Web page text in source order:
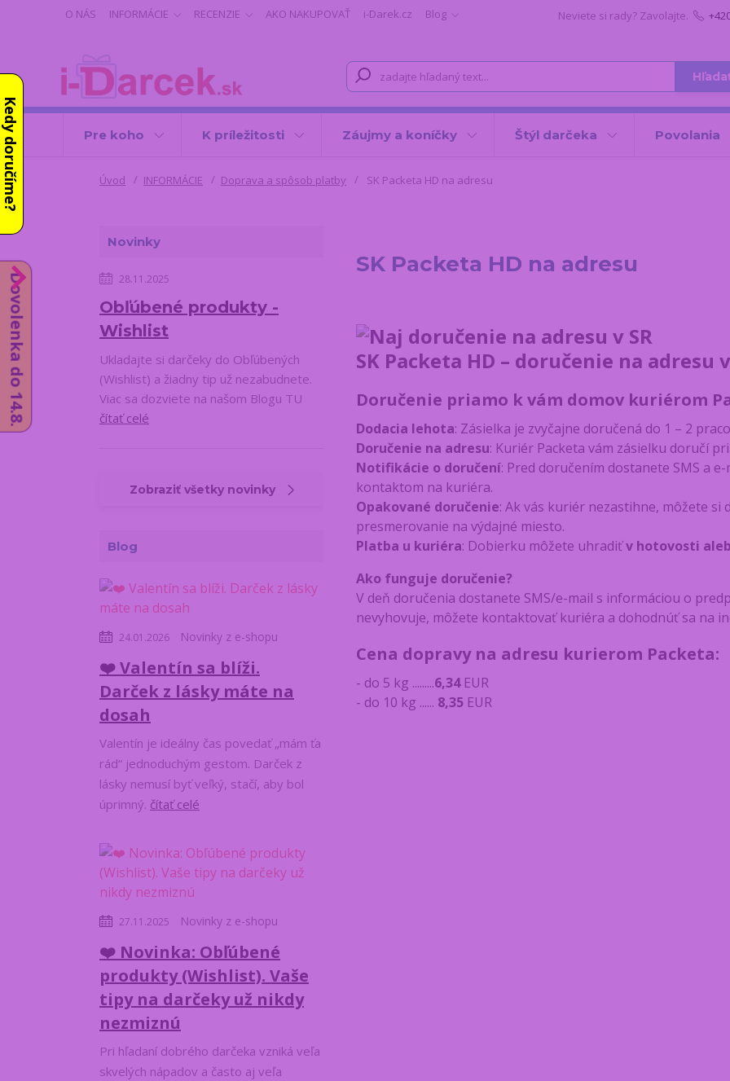
O NÁS INFORMÁCIE RECENZIE AKO NAKUPOVAŤ i-Darek.cz Blog Neviete si rady? Zavolajte.
Pre koho K príležitosti Záujmy a koníčky Štýl darčeka Povolania
Úvod INFORMÁCIE Doprava a spôsob platby SK Packeta HD na adresu
Novinky
28.11.2025
Obľúbené produkty -
Wishlist
Ukladajte si darčeky do Obľúbených
(Wishlist) a žiadny tip už nezabudnete.
Viac sa dozviete na našom Blogu TU
čítať celé
Zobraziť všetky novinky
Blog
24.01.2026 Novinky z e-shopu
❤️ Valentín sa blíži.
Darček z lásky máte na
dosah
Valentín je ideálny čas povedať „mám ťa
rád“ jednoduchým gestom. Darček z
lásky nemusí byť veľký, stačí, aby bol
úprimný. čítať celé
27.11.2025 Novinky z e-shopu
❤️ Novinka: Obľúbené
produkty (Wishlist). Vaše
tipy na darčeky už nikdy
nezmiznú
Pri hľadaní dobrého darčeka vzniká veľa
skvelých nápadov a často aj veľa
SK Packeta HD na adresu
SK Packeta HD – doručenie na adresu
Doručenie priamo k vám domov kuriérom
Dodacia lehota: Zásielka je zvyčajne doručená do 1 – 2
Doručenie na adresu: Kuriér Packeta vám zásielku doručí
Notifikácie o doručení: Pred doručením dostanete SMS a
kontaktom na kuriéra.
Opakované doručenie: Ak vás kuriér nezastihne, môžete
presmerovanie na výdajné miesto.
Platba u kuriéra: Dobierku môžete uhradiťv hotovosti
Ako funguje doručenie?
V deň doručenia dostanete SMS/e-mail s informáciou o
nevyhovuje, môžete kontaktovať kuriéra a dohodnúť sa na
Cena dopravy na adresu kurierom Packeta:
- do 5 kg .........6,34EUR
- do 10 kg ...... 8,35EUR
Dovolenka do 14.8.
Kedy doručíme?